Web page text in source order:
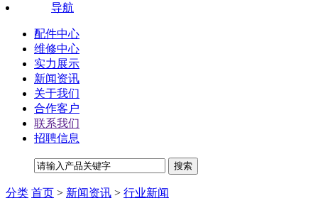
导航
配件中心
维修中心
实力展示
新闻资讯
关于我们
合作客户
联系我们
招聘信息
分类 首页 > 新闻资讯 > 行业新闻